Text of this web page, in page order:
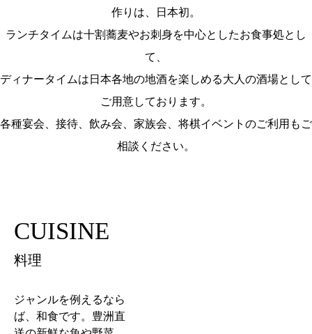
作りは、日本初。
ランチタイムは十割蕎麦やお刺身を中心としたお食事処とし
て、
ディナータイムは日本各地の地酒を楽しめる大人の酒場として
ご用意しております。
各種宴会、接待、飲み会、家族会、将棋イベントのご利用もご
相談ください。
CUISINE
料理
ジャンルを例えるなら
ば、和食です。豊洲直